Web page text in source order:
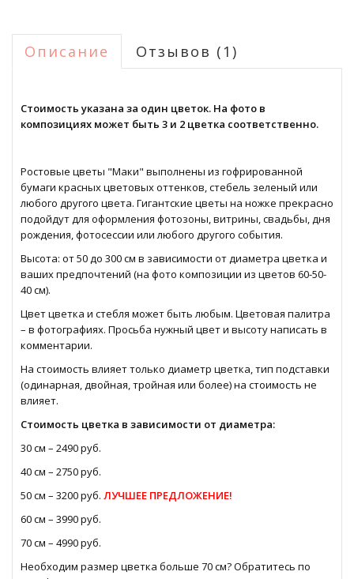
Описание Отзывов (1)
Стоимость указана за один цветок. На фото в
композициях может быть 3 и 2 цветка соответственно.
Ростовые цветы "Маки" выполнены из гофрированной
бумаги красных цветовых оттенков, стебель зеленый или
любого другого цвета. Гигантские цветы на ножке прекрасно
подойдут для оформления фотозоны, витрины, свадьбы, дня
рождения, фотосессии или любого другого события.
Высота: от 50 до 300 см в зависимости от диаметра цветка и
ваших предпочтений (на фото композиции из цветов 60-50-
40 см).
Цвет цветка и стебля может быть любым. Цветовая палитра
– в фотографиях. Просьба нужный цвет и высоту написать в
комментарии.
На стоимость влияет только диаметр цветка, тип подставки
(одинарная, двойная, тройная или более) на стоимость не
влияет.
Стоимость цветка в зависимости от диаметра:
30 см – 2490 руб.
40 см – 2750 руб.
50 см – 3200 руб. ЛУЧШЕЕ ПРЕДЛОЖЕНИЕ!
60 см – 3990 руб.
70 см – 4990 руб.
Необходим размер цветка больше 70 см? Обратитесь по